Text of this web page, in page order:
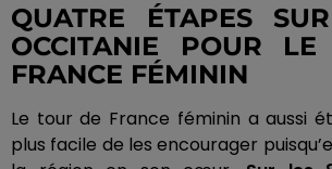
QUATRE ÉTAPES
OCCITANIE POUR
FRANCE FÉMININ
Le tour de France féminin a aussi
plus facile de les encourager